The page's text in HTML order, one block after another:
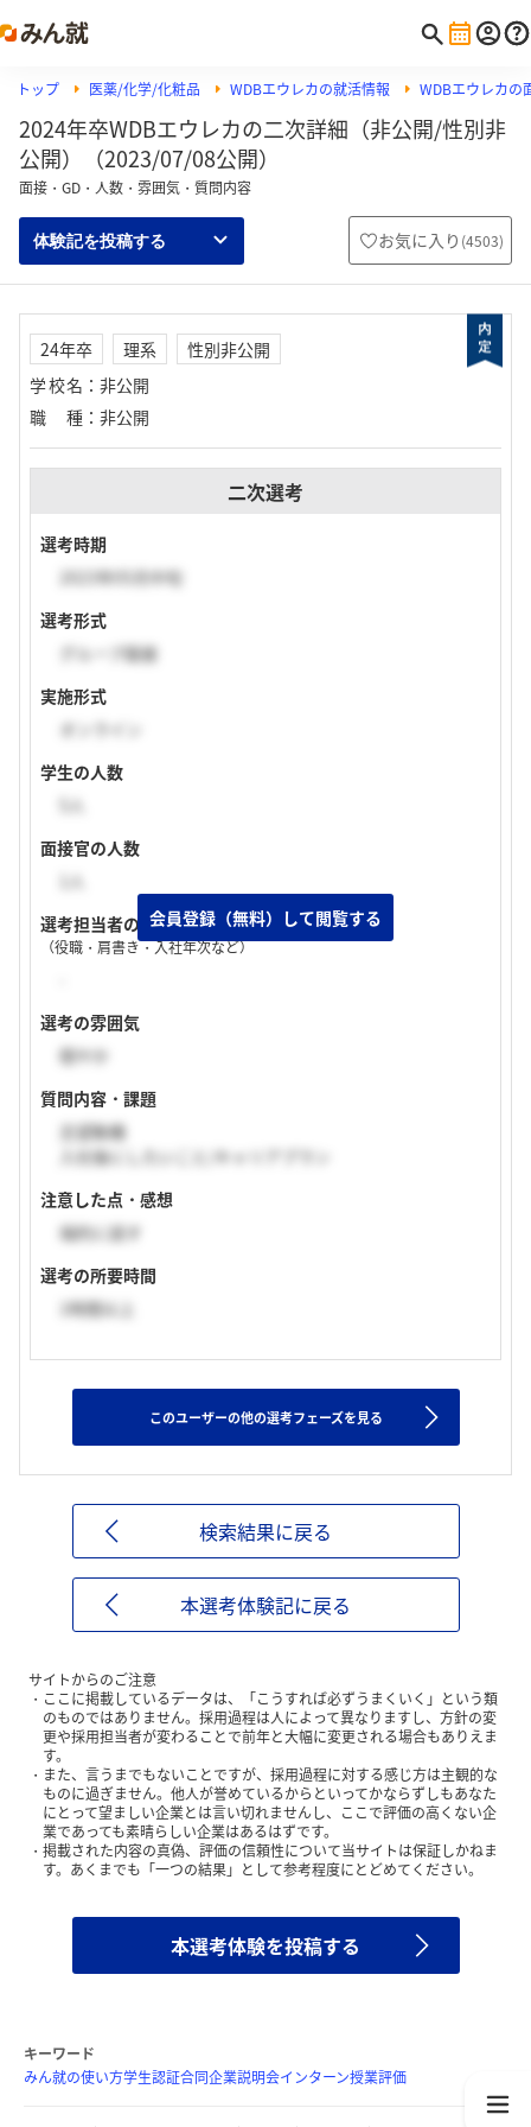
トップ 医薬/化学/化粧品 WDBエウレカの就活情報 WDBエウレカの
2024年卒WDBエウレカの二次詳細（非公開/性別非
公開）（2023/07/08公開）
面接・GD・人数・雰囲気・質問内容
体験記を投稿する お気に入り (4503)
24年卒 理系
性別非公開
学校名 ： 非公開
職種 ： 非公開
二次選考
選考時期
2023年05月中旬
選考形式
グループ面接
実施形式
オンライン
学生の人数
面接官の人数
選考担当者の特徴
（役職・肩書き・入社年次など）
選考の雰囲気
穏やか
質問内容・課題
志望動機
入社後にしたいこと/キャリアプラン
注意した点・感想
端的に話す
選考の所要時間
1時間以上
このユーザーの他の選考フェーズを見る
検索結果に戻る
本選考体験記に戻る
サイトからのご注意
ここに掲載しているデータは、「こうすれば必ずうまくいく」という類
のものではありません。採用過程は人によって異なりますし、方針の変
更や採用担当者が変わることで前年と大幅に変更される場合もありえま
す。
また、言うまでもないことですが、採用過程に対する感じ方は主観的な
ものに過ぎません。他人が誉めているからといってかならずしもあなた
にとって望ましい企業とは言い切れませんし、ここで評価の高くない企
業であっても素晴らしい企業はあるはずです。
掲載された内容の真偽、評価の信頼性について当サイトは保証しかねま
す。あくまでも「一つの結果」として参考程度にとどめてください。
本選考体験を投稿する
キーワード
みん就の使い方学生認証合同企業説明会インターン授業評価